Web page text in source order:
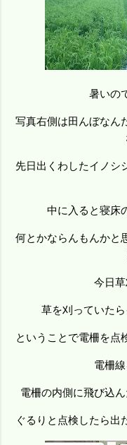
暑いの
写真右側は田んぼなん
先日出くわしたイノシ
中に入ると寝床
何とかならんもんかと
今日草
草を刈っていた
ということで電柵を点
電柵
電柵の内側に飛び込
ぐるりと点検したら出